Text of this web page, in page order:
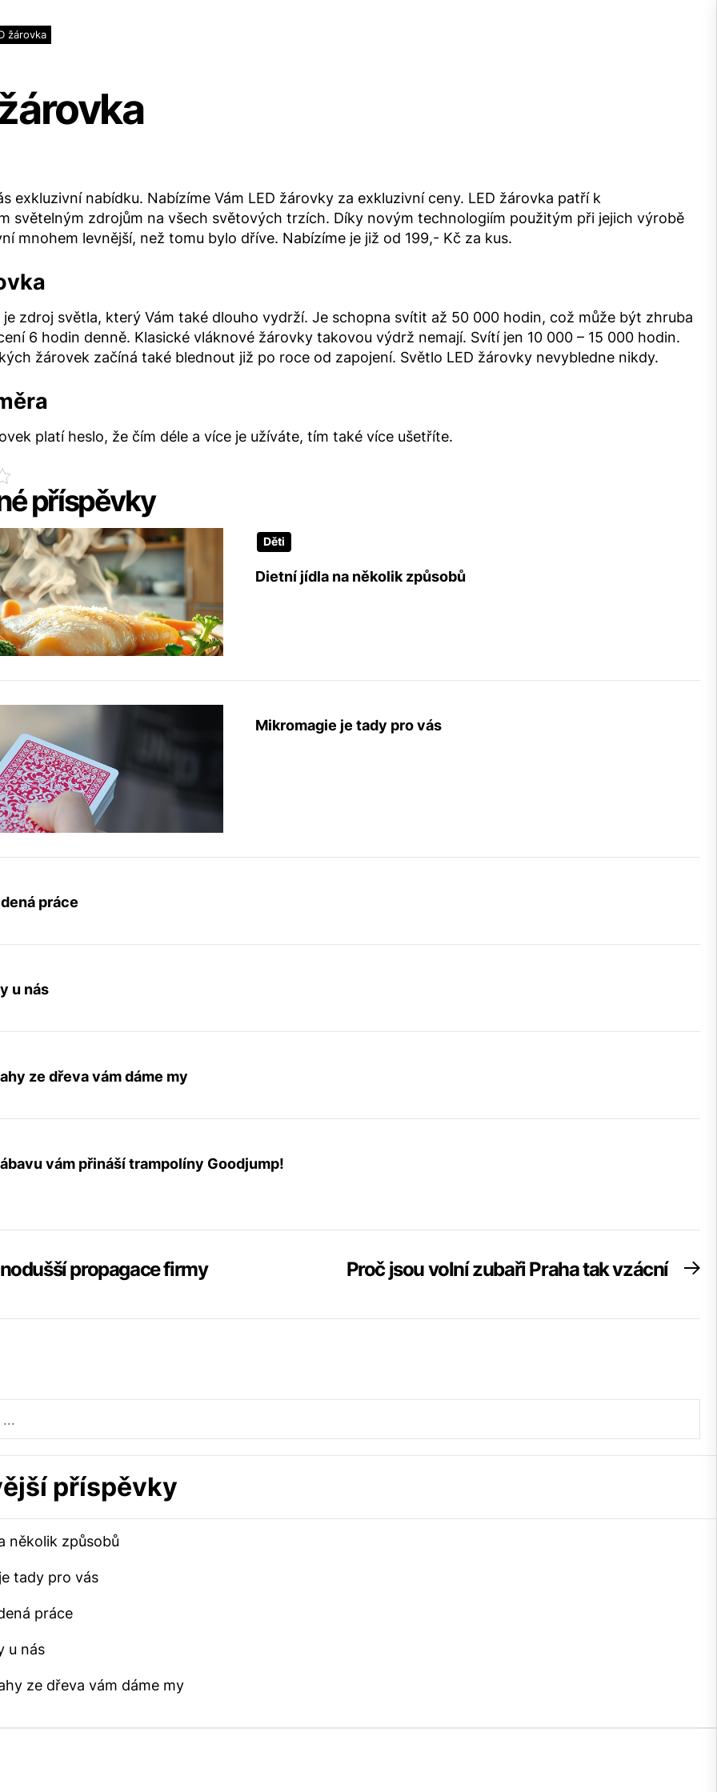
žárovka
exkluzivní nabídku. Nabízíme Vám LED žárovky za exkluzivní ceny. LED žárovka patří k
světelným zdrojům na všech světových trzích. Díky novým technologiím použitým při jejich výrobě
mnohem levnější, než tomu bylo dříve. Nabízíme je již od 199,- Kč za kus.
je zdroj světla, který Vám také dlouho vydrží. Je schopna svítit až 50 000 hodin, což může být zhruba
6 hodin denně. Klasické vláknové žárovky takovou výdrž nemají. Svítí jen 10 000 – 15 000 hodin.
žárovek začíná také blednout již po roce od zapojení. Světlo LED žárovky nevybledne nikdy.
platí heslo, že čím déle a více je užíváte, tím také více ušetříte.
příspěvky
Děti
Dietní jídla na několik způsobů
Mikromagie je tady pro vás
práce
u nás
ze dřeva vám dáme my
vám přináší trampolíny Goodjump!
propagace firmy Proč jsou volní zubaři Praha tak vzácní
příspěvky
několik způsobů
tady pro vás
práce
u nás
ze dřeva vám dáme my